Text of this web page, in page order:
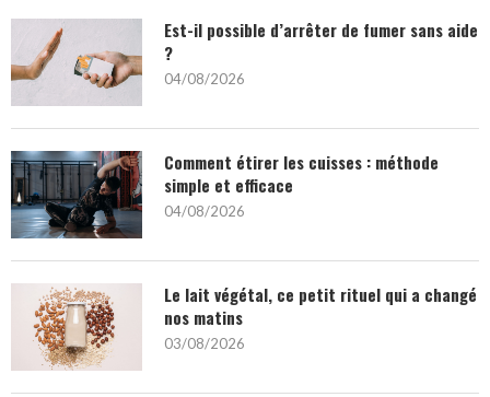
Est-il possible d’arrêter de fumer sans aide
?
04/08/2026
Comment étirer les cuisses : méthode
simple et efficace
04/08/2026
Le lait végétal, ce petit rituel qui a changé
nos matins
03/08/2026